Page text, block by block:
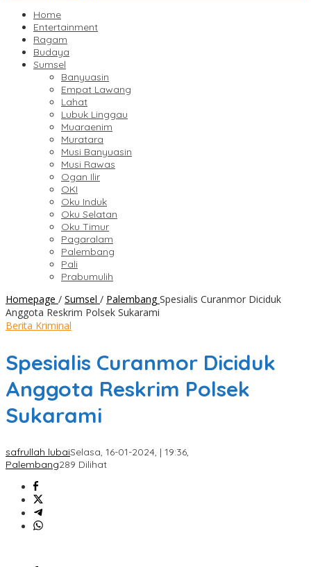
Home
Entertainment
Ragam
Budaya
Sumsel
Banyuasin
Empat Lawang
Lahat
Lubuk Linggau
Muaraenim
Muratara
Musi Banyuasin
Musi Rawas
Ogan Ilir
OKI
Oku Induk
Oku Selatan
Oku Timur
Pagaralam
Palembang
Pali
Prabumulih
Homepage / Sumsel / Palembang Spesialis Curanmor Diciduk
Anggota Reskrim Polsek Sukarami
Berita Kriminal
Spesialis Curanmor Diciduk
Anggota Reskrim Polsek
Sukarami
safrullah lubaiSelasa, 16-01-2024, | 19:36,
Palembang289 Dilihat